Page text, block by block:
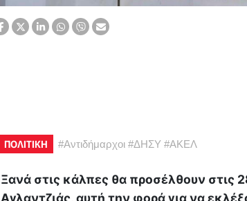
ΠΟΛΙΤΙΚΗ #Αντιδήμαρχοι #ΔΗΣΥ #ΑΚΕΛ
Ξανά στις κάλπες θα προσέλθουν στις